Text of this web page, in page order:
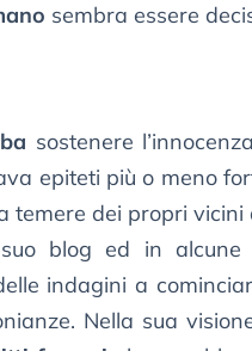
sembra essere
sostenere
epiteti più o meno
temere dei propri vicini
blog ed in alcune
indagini a
Nella sua